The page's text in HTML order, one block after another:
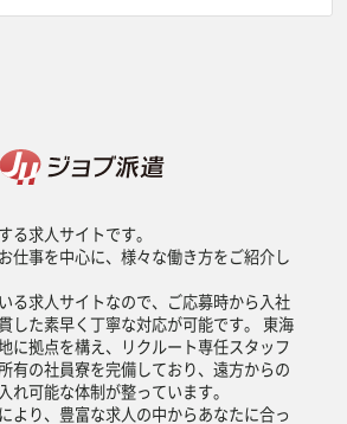
る求人サイトです。
仕事を中心に、様々な働き方をご紹介し
る求人サイトなので、ご応募時から入社
した素早く丁寧な対応が可能です。 東海
に拠点を構え、リクルート専任スタッフ
有の社員寮を完備しており、遠方からの
れ可能な体制が整っています。
より、豊富な求人の中からあなたに合っ